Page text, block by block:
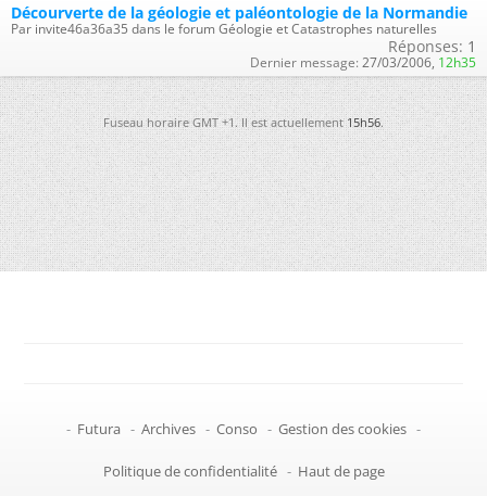
Décourverte de la géologie et paléontologie de la Normandie
Par invite46a36a35 dans le forum Géologie et Catastrophes naturelles
Réponses: 1
Dernier message: 27/03/2006, 12h35
Fuseau horaire GMT +1. Il est actuellement15h56.
- Futura - Archives - Conso - Gestion des cookies -
Politique de confidentialité - Haut de page